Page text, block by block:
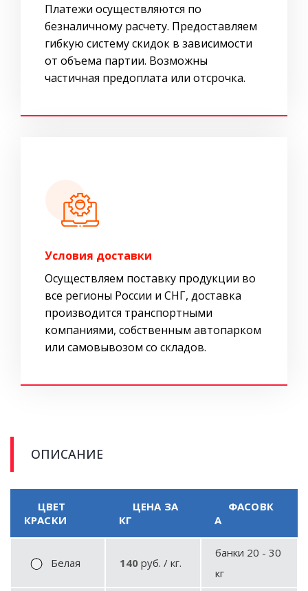
Платежи осуществляются по
безналичному расчету. Предоставляем
гибкую систему скидок в зависимости
от объема партии. Возможны
частичная предоплата или отсрочка.
Условия доставки
Осуществляем поставку продукции во
все регионы России и СНГ, доставка
производится транспортными
компаниями, собственным автопарком
или самовывозом со складов.
ОПИСАНИЕ
ЦВЕТ
КРАСКИ
ЦЕНА ЗА
КГ
ФАСОВК
А
Белая 140 руб. / кг.
банки 20 - 30
кг